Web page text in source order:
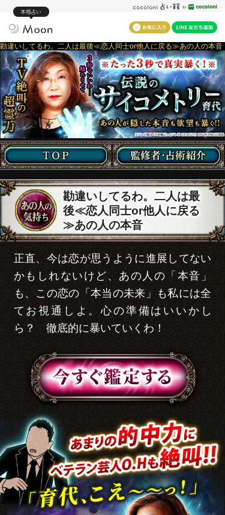
本格占い
勘違いしてるわ。二人は最後≪恋人同士or他人に戻る≫あの人の本音
勘違いしてるわ。二人は最
後≪恋人同士or他人に戻る
≫あの人の本音
正直、今は恋が思うように進展してない
かもしれないけど、あの人の「本音」
も、この恋の「本当の未来」も私には全
てお視通しよ。心の準備はいいかし
ら？ 徹底的に暴いていくわ！